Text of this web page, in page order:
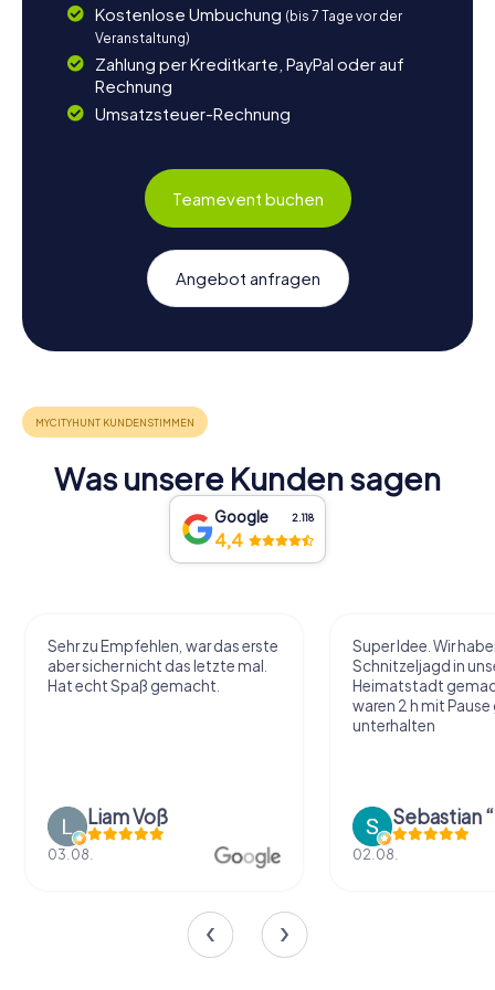
Kostenlose Umbuchung (bis 7 Tage vor der
Veranstaltung)
Zahlung per Kreditkarte, PayPal oder auf
Rechnung
Umsatzsteuer-Rechnung
Teamevent buchen
Angebot anfragen
Was unsere Kunden sagen
Google 2.118
4,4
Sehr zu Empfehlen, war das erste
aber sicher nicht das letzte mal.
Hat echt Spaß gemacht.
Liam Voß
03.08.
Super Idee. Wir
Schnitzeljagd in
Heimatstadt
waren 2 h mit
unterhalten
02.08.